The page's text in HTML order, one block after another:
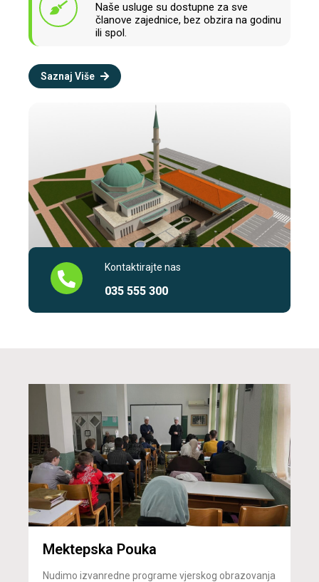
Kontaktirajte nas
035 555 300
Naše usluge su dostupne za sve
članove zajednice, bez obzira na godinu
ili spol.
Saznaj Više
Mektepska Pouka
Nudimo izvanredne programe vjerskog obrazovanja